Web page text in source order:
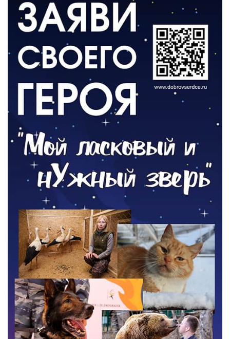
ВЛАСТЬ
День памяти и «Симфония народов»
06.08.2026
Новый настил на экотропе
05.08.2026